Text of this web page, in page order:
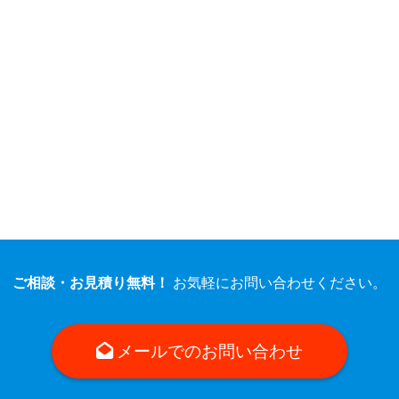
ご相談・お見積り無料！ お気軽にお問い合わせください。
メールでのお問い合わせ